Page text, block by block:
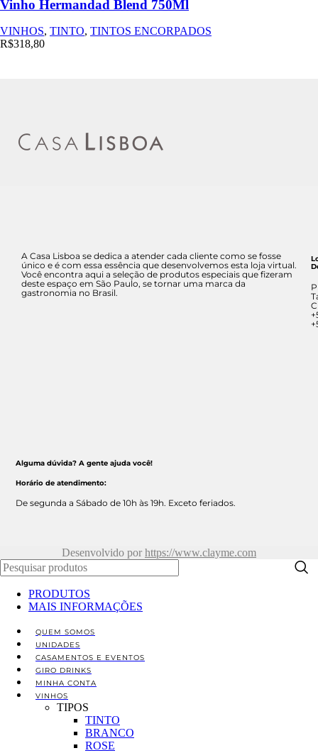
Vinho Hermandad Blend 750Ml
VINHOS, TINTO, TINTOS ENCORPADOS
R$318,80
A Casa Lisboa se dedica a atender cada cliente como se fosse
único e é com essa essência que desenvolvemos esta loja virtual.
Você encontra aqui a seleção de produtos especiais que fizeram
deste espaço em São Paulo, se tornar uma marca da
gastronomia no Brasil.
Alguma dúvida? A gente ajuda você!
Horário de atendimento:
De segunda a Sábado de 10h às 19h. Exceto feriados.
Desenvolvido por https://www.clayme.com
PRODUTOS
MAIS INFORMAÇÕES
QUEM SOMOS
UNIDADES
CASAMENTOS E EVENTOS
GIRO DRINKS
MINHA CONTA
VINHOS
TIPOS
TINTO
BRANCO
ROSE